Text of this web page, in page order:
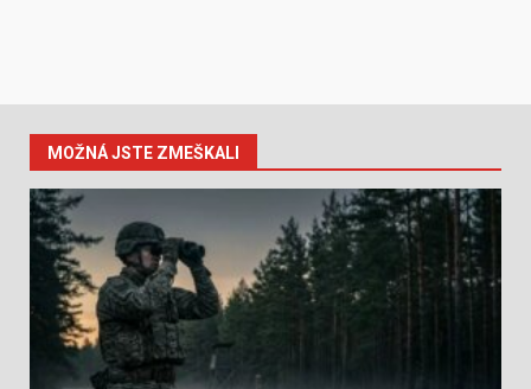
MOŽNÁ JSTE ZMEŠKALI